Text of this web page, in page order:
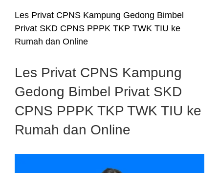
Les Privat CPNS Kampung Gedong Bimbel
Privat SKD CPNS PPPK TKP TWK TIU ke
Rumah dan Online
Les Privat CPNS Kampung
Gedong Bimbel Privat SKD
CPNS PPPK TKP TWK TIU ke
Rumah dan Online